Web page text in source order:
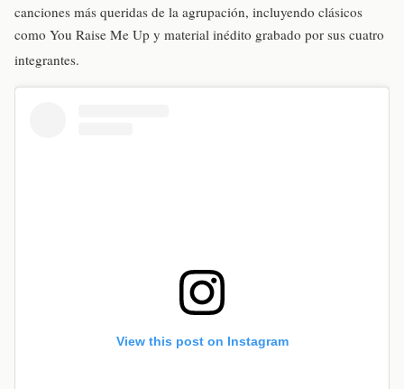
canciones más queridas de la agrupación, incluyendo clásicos
como You Raise Me Up y material inédito grabado por sus cuatro
integrantes.
View this post on Instagram